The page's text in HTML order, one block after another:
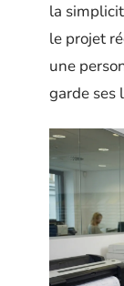
la
le projet
une
garde ses